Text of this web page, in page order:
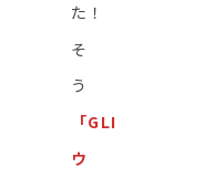
た！
そ
う
「GLI
ウ